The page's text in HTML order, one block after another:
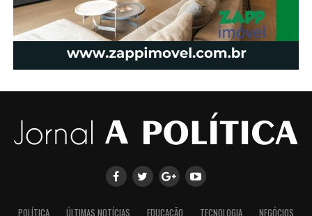
POLÍTICA ÚLTIMAS NOTÍCIAS EDUCAÇÃO TECNOLOGIA NEGÓCIOS